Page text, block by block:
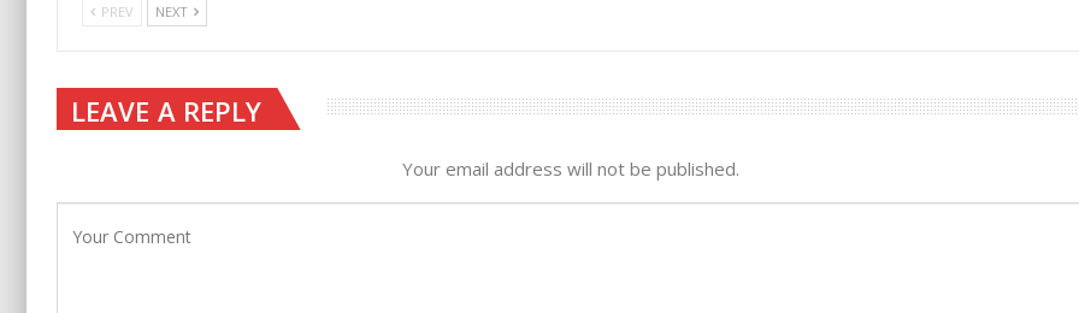
PREV NEXT
LEAVE A REPLY
Your email address will not be published.